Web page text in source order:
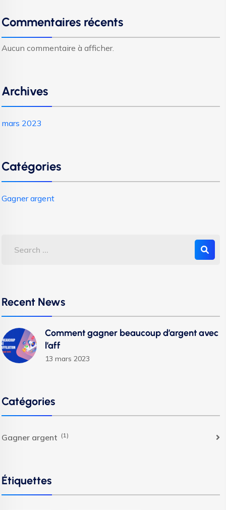
Commentaires récents
Aucun commentaire à afficher.
Archives
mars 2023
Catégories
Gagner argent
Recent News
Comment gagner beaucoup d’argent avec
l’aff
13 mars 2023
Catégories
Gagner argent (1)
Étiquettes